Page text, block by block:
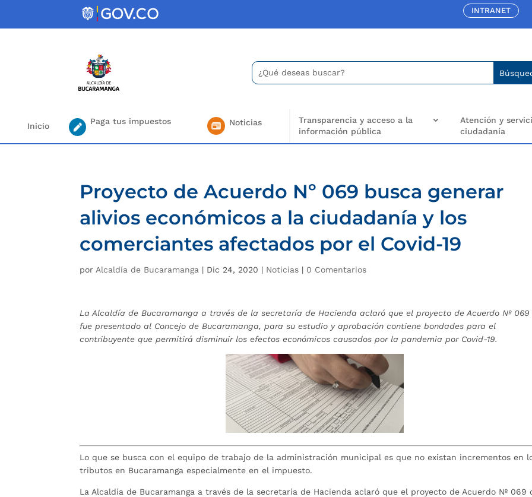
INTRANET
Buscar:
Search
for...
Inicio Paga tus impuestos Noticias
Transparencia y acceso a la
información pública
Atención y
ciudadanía
Proyecto de Acuerdo Nº 069 busca generar
alivios económicos a la ciudadanía y los
comerciantes afectados por el Covid-19
por Alcaldía de Bucaramanga | Dic 24, 2020 | Noticias | 0 Comentarios
La Alcaldía de Bucaramanga a través de la secretaría de Hacienda aclaró que el proyecto de Acuerdo Nº 069
fue presentado al Concejo de Bucaramanga, para su estudio y aprobación contiene bondades para el
contribuyente que permitirá disminuir los efectos económicos causados por la pandemia por Covid-19.
Lo que se busca con el equipo de trabajo de la administración municipal es que no existan incrementos en
tributos en Bucaramanga especialmente en el impuesto.
La Alcaldía de Bucaramanga a través de la secretaría de Hacienda aclaró que el proyecto de Acuerdo Nº 069